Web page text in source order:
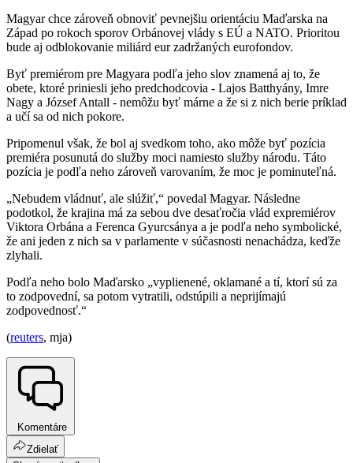
Magyar chce zároveň obnoviť pevnejšiu orientáciu Maďarska na
Západ po rokoch sporov Orbánovej vlády s EÚ a NATO. Prioritou
bude aj odblokovanie miliárd eur zadržaných eurofondov.
Byť premiérom pre Magyara podľa jeho slov znamená aj to, že
obete, ktoré priniesli jeho predchodcovia - Lajos Batthyány, Imre
Nagy a József Antall - nemôžu byť márne a že si z nich berie príklad
a učí sa od nich pokore.
Pripomenul však, že bol aj svedkom toho, ako môže byť pozícia
premiéra posunutá do služby moci namiesto služby národu. Táto
pozícia je podľa neho zároveň varovaním, že moc je pominuteľná.
„Nebudem vládnuť, ale slúžiť,“ povedal Magyar. Následne
podotkol, že krajina má za sebou dve desaťročia vlád expremiérov
Viktora Orbána a Ferenca Gyurcsánya a je podľa neho symbolické,
že ani jeden z nich sa v parlamente v súčasnosti nenachádza, keďže
zlyhali.
Podľa neho bolo Maďarsko „vyplienené, oklamané a tí, ktorí sú za
to zodpovední, sa potom vytratili, odstúpili a neprijímajú
zodpovednosť.“
(reuters, mja)
Komentáre
Zdielať